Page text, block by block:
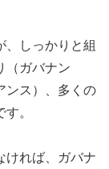
、しっかりと組
（ガバナン
ンス）、多くの
。
ければ、ガバナ